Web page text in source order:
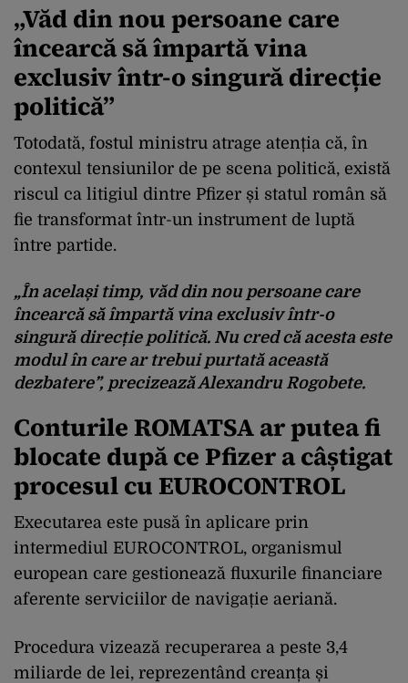
„Văd din nou persoane care
încearcă să împartă vina
exclusiv într-o singură direcție
politică”
Totodată, fostul ministru atrage atenția că, în
contexul tensiunilor de pe scena politică, există
riscul ca litigiul dintre Pfizer și statul român să
fie transformat într-un instrument de luptă
între partide.
„În același timp, văd din nou persoane care
încearcă să împartă vina exclusiv într-o
singură direcție politică. Nu cred că acesta este
modul în care ar trebui purtată această
dezbatere”, precizează Alexandru Rogobete.
Conturile ROMATSA ar putea fi
blocate după ce Pfizer a câștigat
procesul cu EUROCONTROL
Executarea este pusă în aplicare prin
intermediul EUROCONTROL, organismul
european care gestionează fluxurile financiare
aferente serviciilor de navigație aeriană.
Procedura vizează recuperarea a peste 3,4
miliarde de lei, reprezentând creanța și